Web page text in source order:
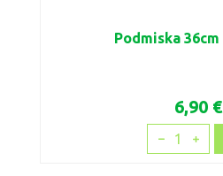
Podmiska
6,90 €
1